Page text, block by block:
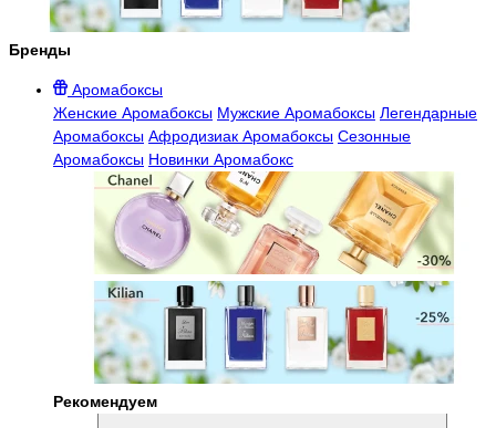
Бренды
Аромабоксы
Женские Аромабоксы Мужские Аромабоксы Легендарные
Аромабоксы Афродизиак Аромабоксы Сезонные
Аромабоксы Новинки Аромабокс
Рекомендуем